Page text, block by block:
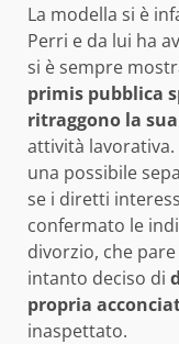
La modella si è
Perri e da lui ha
si è sempre
primis pubblica
ritraggono la
attività
una possibile
se i diretti
confermato le
divorzio, che
intanto deciso di
propria
inaspettato.